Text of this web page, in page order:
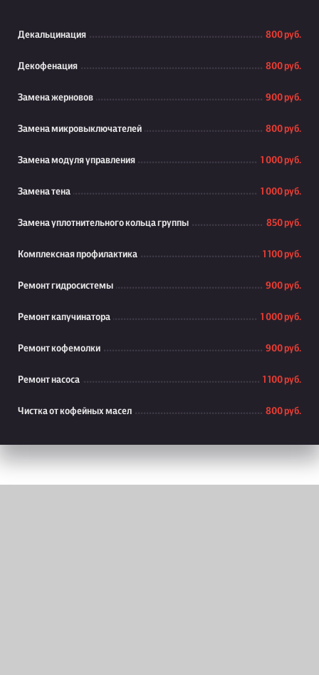
Декальцинация 800 руб.
Декофенация 800 руб.
Замена жерновов 900 руб.
Замена микровыключателей 800 руб.
Замена модуля управления 1 000 руб.
Замена тена 1 000 руб.
Замена уплотнительного кольца группы 850 руб.
Комплексная профилактика 1 100 руб.
Ремонт гидросистемы 900 руб.
Ремонт капучинатора 1 000 руб.
Ремонт кофемолки 900 руб.
Ремонт насоса 1 100 руб.
Чистка от кофейных масел 800 руб.